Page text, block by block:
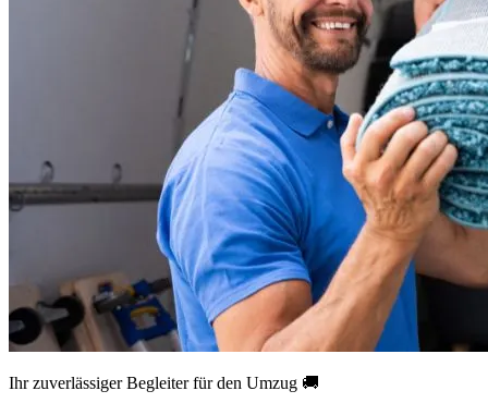
Ihr zuverlässiger Begleiter für den Umzug 🚚